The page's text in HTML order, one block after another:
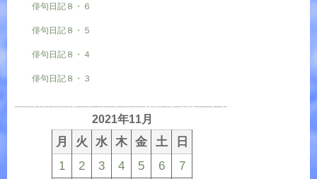
俳句日記８・６
俳句日記８・５
俳句日記８・４
俳句日記８・３
2021年11月
月 火 水 木 金 土
日
1
2 3 4 5 6
7